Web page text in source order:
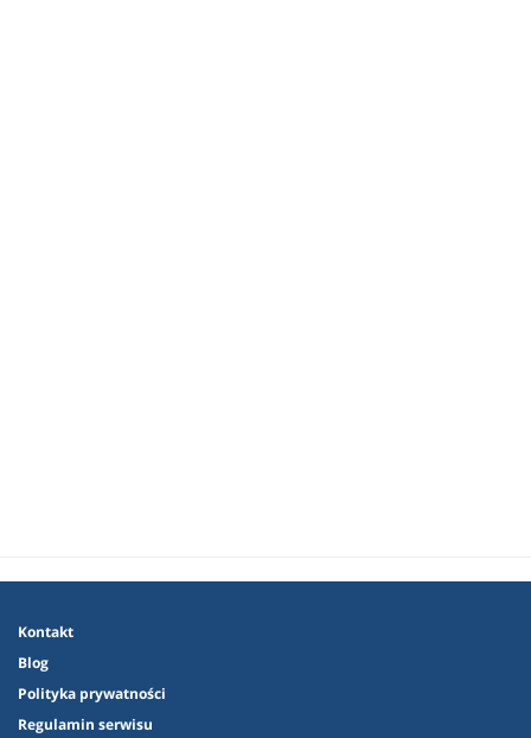
Kontakt
Blog
Polityka prywatności
Regulamin serwisu